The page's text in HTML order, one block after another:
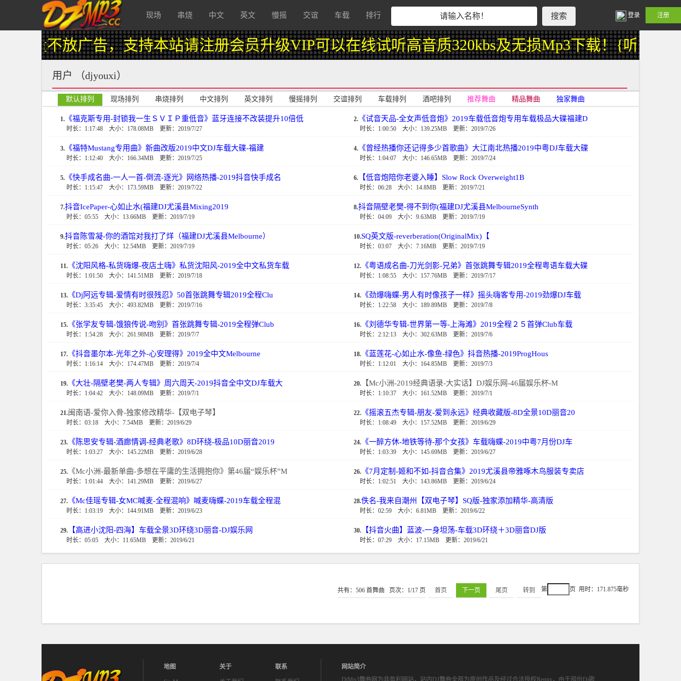
现场 串烧 中文 英文 慢摇 交谊 车载 排行
酒 吧
登录 注册
量不放广告，支持本站请注册会员升级VIP可以在线试听高音质320kbs及无损Mp3下载！{听高音质
用户 （djyouxi）
默认排列 现场排列 串烧排列 中文排列 英文排列 慢摇排列 交谊排列 车载排列 酒吧排列 推荐舞曲 精品舞曲 独家舞曲
1. 《福克斯专用-封锁我一生ＳＶＩＰ重低音》蓝牙连接不改装提升10倍低
时长：1:17:48 大小：178.08MB 更新：2019/7/27
2. 《试音天品-全女声低音炮》2019车载低音炮专用车载极品大碟福建D
时长：1:00:50 大小：139.25MB 更新：2019/7/26
3. 《福特Mustang专用曲》新曲改版2019中文DJ车载大碟-福建
时长：1:12:40 大小：166.34MB 更新：2019/7/25
4. 《曾经热播你还记得多少首歌曲》大江南北热播2019中粤DJ车载大碟
时长：1:04:07 大小：146.65MB 更新：2019/7/24
5. 《快手成名曲-一人一首-倒流-逐光》网络热播-2019抖音快手成名
时长：1:15:47 大小：173.59MB 更新：2019/7/22
6. 【低音炮陪你老婆入睡】Slow Rock Overweight1B
时长：06:28 大小：14.8MB 更新：2019/7/21
7.抖音IcePaper-心如止水(福建DJ尤溪县Mixing2019
时长：05:55 大小：13.66MB 更新：2019/7/19
8.抖音隔壁老樊-得不到你(福建DJ尤溪县MelbourneSynth
时长：04:09 大小：9.63MB 更新：2019/7/19
9.抖音陈雪凝-你的酒馆对我打了烊（福建DJ尤溪县Melbourne）
时长：05:26 大小：12.54MB 更新：2019/7/19
10.SQ英文版-reverberation(OriginalMix)【
时长：03:07 大小：7.16MB 更新：2019/7/19
11. 《沈阳风格-私货嗨爆-夜店土嗨》私货沈阳风-2019全中文私货车载
时长：1:01:50 大小：141.51MB 更新：2019/7/18
12. 《粤语成名曲-刀光剑影-兄弟》首张跳舞专辑2019全程粤语车载大碟
时长：1:08:55 大小：157.76MB 更新：2019/7/17
13. 《Dj阿远专辑-爱情有时很残忍》50首张跳舞专辑2019全程Clu
时长：3:35:45 大小：493.82MB 更新：2019/7/16
14. 《劲爆嗨蝶-男人有时像孩子一样》摇头嗨客专用-2019劲爆DJ车载
时长：1:22:58 大小：189.89MB 更新：2019/7/8
15. 《张学友专辑-饿狼传说-吻别》首张跳舞专辑-2019全程弹Club
时长：1:54:28 大小：261.98MB 更新：2019/7/7
16. 《刘德华专辑-世界第一等-上海滩》2019全程２５首弹Club车载
时长：2:12:13 大小：302.63MB 更新：2019/7/6
17. 《抖音墨尔本-光年之外-心安理得》2019全中文Melbourne
时长：1:16:14 大小：174.47MB 更新：2019/7/4
18. 《蓝莲花-心如止水-像鱼-绿色》抖音热播-2019ProgHous
时长：1:12:01 大小：164.85MB 更新：2019/7/3
19. 《大壮-隔壁老樊-两人专辑》周六周天-2019抖音全中文DJ车载大
时长：1:04:42 大小：148.09MB 更新：2019/7/1
20. 【Mc小洲-2019经典语录-大实话】DJ娱乐网-46届娱乐杯-M
时长：1:10:37 大小：161.52MB 更新：2019/7/1
21.闽南语-爱你入骨-独家修改精华-【双电子琴】
时长：03:18 大小：7.54MB 更新：2019/6/29
22. 《摇滚五杰专辑-朋友-爱到永远》经典收藏版-8D全景10D丽音20
时长：1:08:49 大小：157.52MB 更新：2019/6/29
23. 《陈思安专辑-酒廊情调-经典老歌》8D环绕-极品10D丽音2019
时长：1:03:27 大小：145.22MB 更新：2019/6/28
24. 《一醉方休-地铁等待-那个女孩》车载嗨蝶-2019中粤7月份DJ车
时长：1:03:39 大小：145.69MB 更新：2019/6/27
25. 《Mc小洲-最新单曲-多想在平庸的生活拥抱你》第46届“娱乐杯”M
时长：1:01:44 大小：141.29MB 更新：2019/6/27
26. 《7月定制-姬和不如-抖音合集》2019尤溪县帝雅啄木鸟服装专卖店
时长：1:02:51 大小：143.86MB 更新：2019/6/24
27. 《Mc佳瑶专辑-女MC喊麦-全程混响》喊麦嗨蝶-2019车载全程混
时长：1:03:19 大小：144.91MB 更新：2019/6/23
28.佚名-我来自潮州【双电子琴】SQ版-独家添加精华-高清版
时长：02:59 大小：6.81MB 更新：2019/6/22
29. 【高进小沈阳-四海】车载全景3D环绕3D丽音-DJ娱乐网
时长：05:05 大小：11.65MB 更新：2019/6/21
30. 【抖音火曲】蓝波-一身坦荡-车载3D环绕＋3D丽音DJ版
时长：07:29 大小：17.15MB 更新：2019/6/21
首页 下一页 尾页 转到 第 页 用时：171.875毫秒
共有：506 首舞曲 页次：1/17 页
地图 关于 联系
网站简介
DjMp3舞曲网 为非盈利网站，站内DJ舞曲全部为原创作品及经过合法授权Remix，由于部份Dj歌